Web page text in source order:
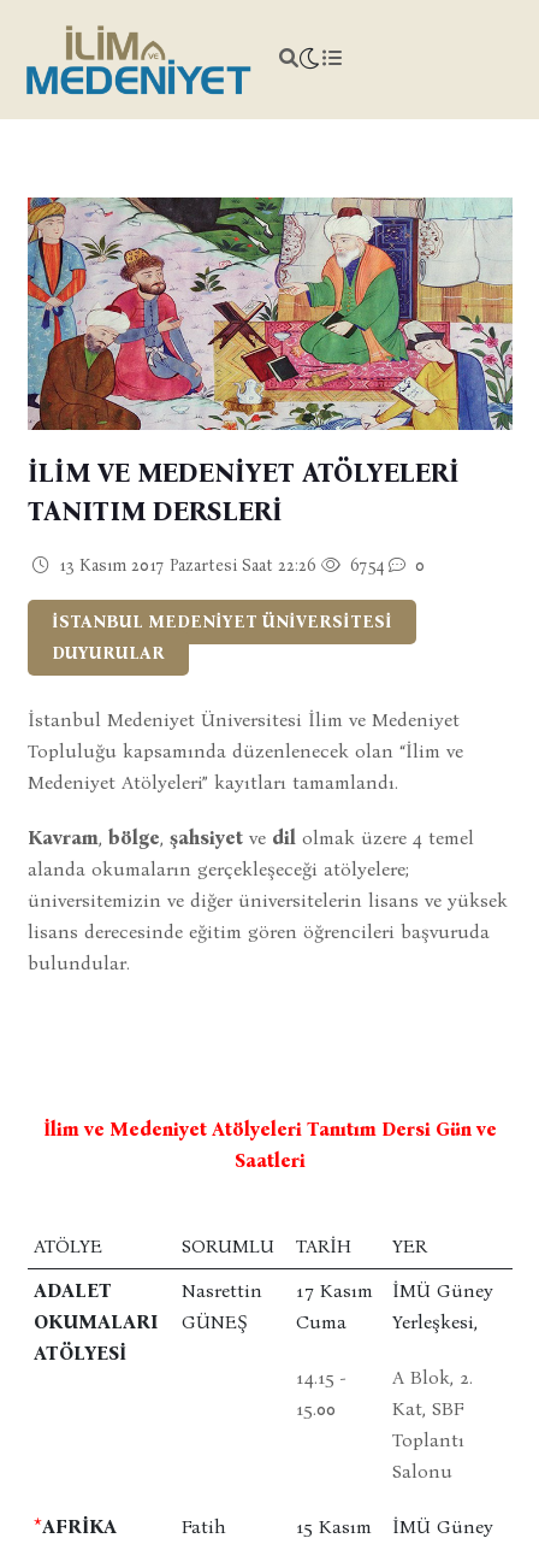
İLİM VE MEDENİYET ATÖLYELERİ
TANITIM DERSLERİ
13 Kasım 2017 Pazartesi Saat 22:26 6754 0
İSTANBUL MEDENİYET ÜNİVERSİTESİ
DUYURULAR
İstanbul Medeniyet Üniversitesi İlim ve Medeniyet
Topluluğu kapsamında düzenlenecek olan “İlim ve
Medeniyet Atölyeleri” kayıtları tamamlandı.
Kavram, bölge, şahsiyetve dil olmak üzere 4 temel
alanda okumaların gerçekleşeceği atölyelere;
üniversitemizin ve diğer üniversitelerin lisans ve yüksek
lisans derecesinde eğitim gören öğrencileri başvuruda
bulundular.
İlim ve Medeniyet Atölyeleri Tanıtım Dersi Gün ve
Saatleri
ATÖLYE SORUMLU TARIH
YER
ADALET
OKUMALARI
ATÖLYESİ
Nasrettin
GÜNEŞ
17 Kasım
Cuma
14.15 -
15.00
İMÜ Güney
Yerleşkesi,
A Blok, 2.
Kat, SBF
Toplantı
Salonu
*AFRİKA
Fatih
15 Kasım
İMÜ Güney